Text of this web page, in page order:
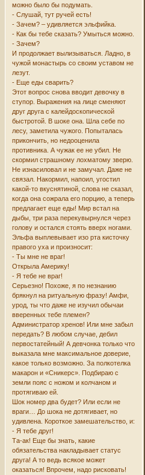
можно было бы подумать.
- Слушай, тут ручей есть!
- Зачем? – удивляется эльфийка.
- Как бы тебе сказать? Умыться можно.
- Зачем?
И продолжает вылизываться. Ладно, в
чужой монастырь со своим уставом не
лезут.
- Еще еды сварить?
Этот вопрос снова вводит девочку в
ступор. Выражения на лице сменяют
друг друга с калейдоскопической
быстротой. В шоке она. Шла себе по
лесу, заметила чужого. Попыталась
прикончить, но недооценила
противника. А чужак ее не убил. Не
скормил страшному лохматому зверю.
Не изнасиловал и не замучал. Даже не
связал. Накормил, напоил, угостил
какой-то вкуснятиной, слова не сказал,
когда она сожрала его порцию, а теперь
предлагает еще еды! Мир встал на
дыбы, три раза перекувырнулся через
голову и остался стоять вверх ногами.
Эльфа выплевывает изо рта кисточку
правого уха и произносит:
- Ты мне не враг!
Открыла Америку!
- Я тебе не враг!
Серьезно! Похоже, я по незнанию
брякнул на ритуальную фразу! Амфи,
урод, ты что даже не изучил обычаи
вверенных тебе племен?
Администратор хренов! Или мне забыл
передать? В любом случае, дебил
первостатейный! А девчонка только что
выказала мне максимальное доверие,
какое только возможно. За полкотелка
макарон и «Сникерс». Подбираю с
земли пояс с ножом и колчаном и
протягиваю ей.
Шок номер два будет? Или если не
враги… До шока не дотягивает, но
удивлена. Короткое замешательство, и:
- Я тебе друг!
Та-ак! Еще бы знать, какие
обязательства накладывает статус
друга! А то ведь всякое может
оказаться! Впрочем, надо рисковать!